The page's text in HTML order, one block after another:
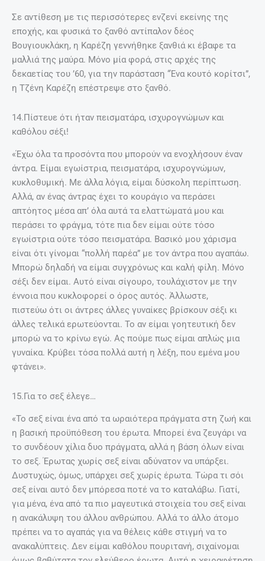
Τζένη Καρέζη: 15 πράγματα που δεν
ήξερες για εκείνη!
8 Φεβρουαρίου, 2017
ΤΟ ΒΊΝΤΕΟ ΠΟΥ ΜΑΣ ΈΚΑΝΕ ΕΝΤΎΠΩΣΗ
Ομορφιές της Κρήτης!
Περισσότερα
EDITORIAL
@ ΈΧΕΙΣ MAIL
ΣΧΕΤΙΚΆ ΆΡΘΡΑ